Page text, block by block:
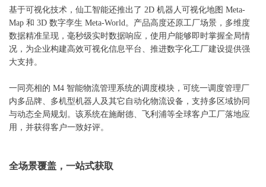
基于可视化技术，仙工智能还推出了 2D 机器人可视化地图 Meta-
Map 和 3D 数字孪生 Meta-World。产品高度还原工厂场景，多维度
数据精准呈现，毫秒级实时数据响应，使用户能够即时掌握全局情
况，为企业构建高效可视化信息平台、推进数字化工厂建设提供强
大支持。
一同亮相的 M4 智能物流管理系统的调度模块，可统一调度管理厂
内多品牌、多机型机器人及其它自动化物流设备，支持多区域协同
与动态全局规划。该系统在施耐德、飞利浦等全球客户工厂落地应
用，并获得客户一致好评。
全场景覆盖，一站式获取